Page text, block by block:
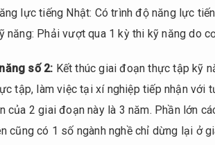
lực tiếng Nhật: Có trình độ năng lực
năng: Phải vượt qua 1 kỳ thi kỹ năng do
số 2: Kết thúc giai đoạn thực tập kỹ
tập, làm việc tại xí nghiệp tiếp nhận với
của 2 giai đoạn này là 3 năm. Phần lớn
cũng có 1 số ngành nghề chỉ dừng lại ở